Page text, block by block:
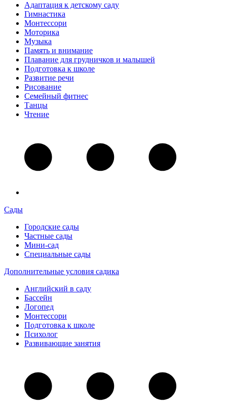
Адаптация к детскому саду
Гимнастика
Монтессори
Моторика
Музыка
Память и внимание
Плавание для грудничков и малышей
Подготовка к школе
Развитие речи
Рисование
Семейный фитнес
Танцы
Чтение
Сады
Городские сады
Частные сады
Мини-сад
Специальные сады
Дополнительные условия садика
Английский в саду
Бассейн
Логопед
Монтессори
Подготовка к школе
Психолог
Развивающие занятия